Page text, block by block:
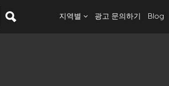
지역별 광고 문의하기 Blog